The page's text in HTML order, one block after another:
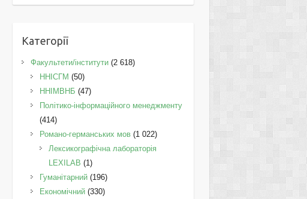
Категорії
Факультети/інститути(2 618)
ННІСГМ (50)
ННІМВНБ (47)
Політико-інформаційного менеджменту
(414)
Романо-германських мов(1 022)
Лексикографічна лабораторія
LEXILAB (1)
Гуманітарний(196)
Економічний(330)